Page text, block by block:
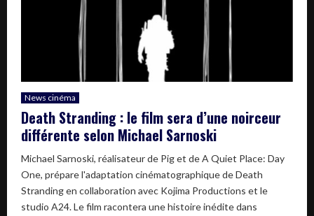
News cinéma
Death Stranding : le film sera d’une noirceur
différente selon Michael Sarnoski
Michael Sarnoski, réalisateur de Pig et de A Quiet Place: Day
One, prépare l'adaptation cinématographique de Death
Stranding en collaboration avec Kojima Productions et le
studio A24. Le film racontera une histoire inédite dans